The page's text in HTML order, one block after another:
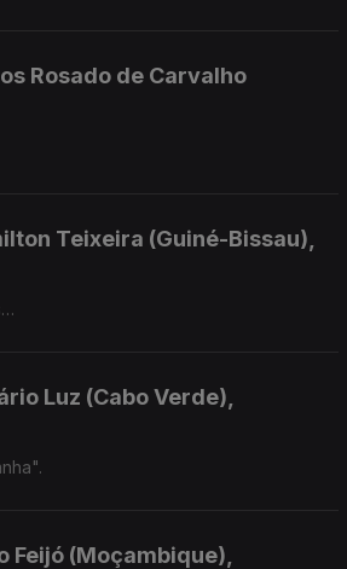
Rosado de Carvalho
Teixeira (Guiné-Bissau),
Luz (Cabo Verde),
Feijó (Moçambique),